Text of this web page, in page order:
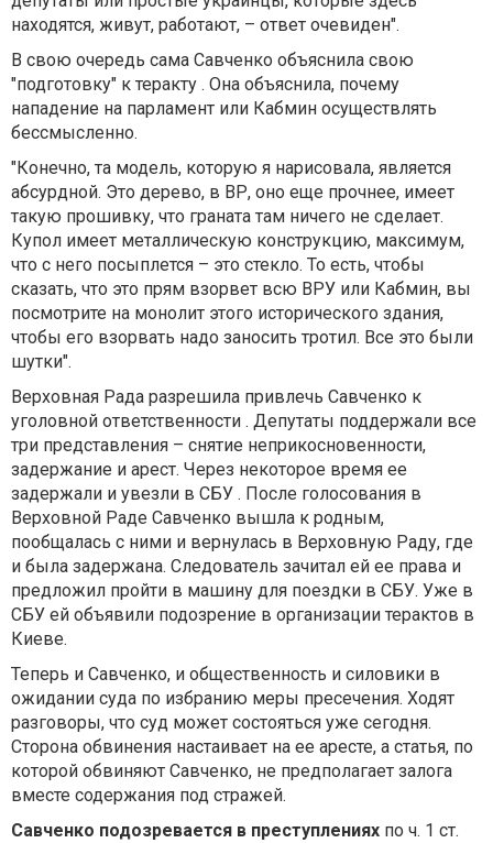
находятся, живут, работают, – ответ очевиден".
В свою очередь сама Савченко объяснила свою
"подготовку" к теракту . Она объяснила, почему
нападение на парламент или Кабмин осуществлять
бессмысленно.
"Конечно, та модель, которую я нарисовала, является
абсурдной. Это дерево, в ВР, оно еще прочнее, имеет
такую прошивку, что граната там ничего не сделает.
Купол имеет металлическую конструкцию, максимум,
что с него посыплется – это стекло. То есть, чтобы
сказать, что это прям взорвет всю ВРУ или Кабмин, вы
посмотрите на монолит этого исторического здания,
чтобы его взорвать надо заносить тротил. Все это были
шутки".
Верховная Рада разрешила привлечь Савченко к
уголовной ответственности . Депутаты поддержали все
три представления – снятие неприкосновенности,
задержание и арест. Через некоторое время ее
задержали и увезли в СБУ . После голосования в
Верховной Раде Савченко вышла к родным,
пообщалась с ними и вернулась в Верховную Раду, где
и была задержана. Следователь зачитал ей ее права и
предложил пройти в машину для поездки в СБУ. Уже в
СБУ ей объявили подозрение в организации терактов в
Киеве.
Теперь и Савченко, и общественность и силовики в
ожидании суда по избранию меры пресечения. Ходят
разговоры, что суд может состояться уже сегодня.
Сторона обвинения настаивает на ее аресте, а статья, по
которой обвиняют Савченко, не предполагает залога
вместе содержания под стражей.
Савченко подозревается в преступлениях по ч. 1 ст.